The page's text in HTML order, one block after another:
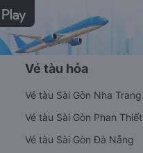
Vé tàu hỏa
Vé tàu Sài Gòn Nha Trang
Vé tàu Sài Gòn Phan Thiết
Vé tàu Sài Gòn Đà Nẵng